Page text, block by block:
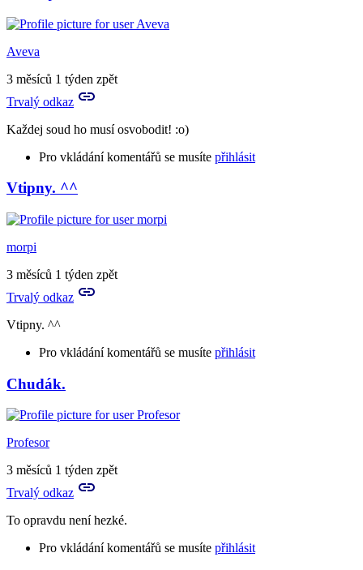
Aveva
3 měsíců 1 týden zpět
Trvalý odkaz
Každej soud ho musí osvobodit! :o)
Pro vkládání komentářů se musíte přihlásit
Vtipny. ^^
morpi
3 měsíců 1 týden zpět
Trvalý odkaz
Vtipny. ^^
Pro vkládání komentářů se musíte přihlásit
Chudák.
Profesor
3 měsíců 1 týden zpět
Trvalý odkaz
To opravdu není hezké.
Pro vkládání komentářů se musíte přihlásit